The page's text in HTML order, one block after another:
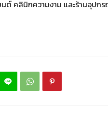
ต์ คลินิกความงาม และร้านอุปก